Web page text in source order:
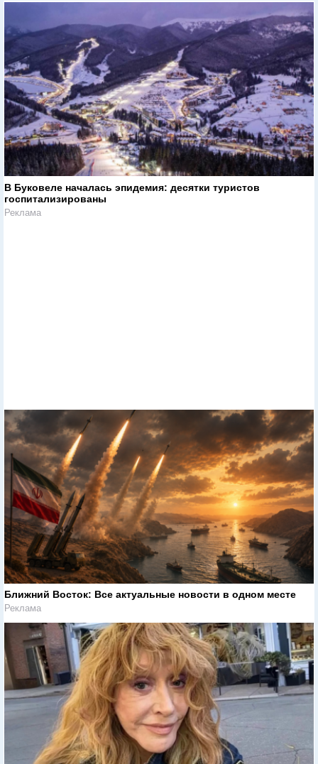
В Буковеле началась эпидемия: десятки туристов
госпитализированы
Реклама
Ближний Восток: Все актуальные новости в одном месте
Реклама